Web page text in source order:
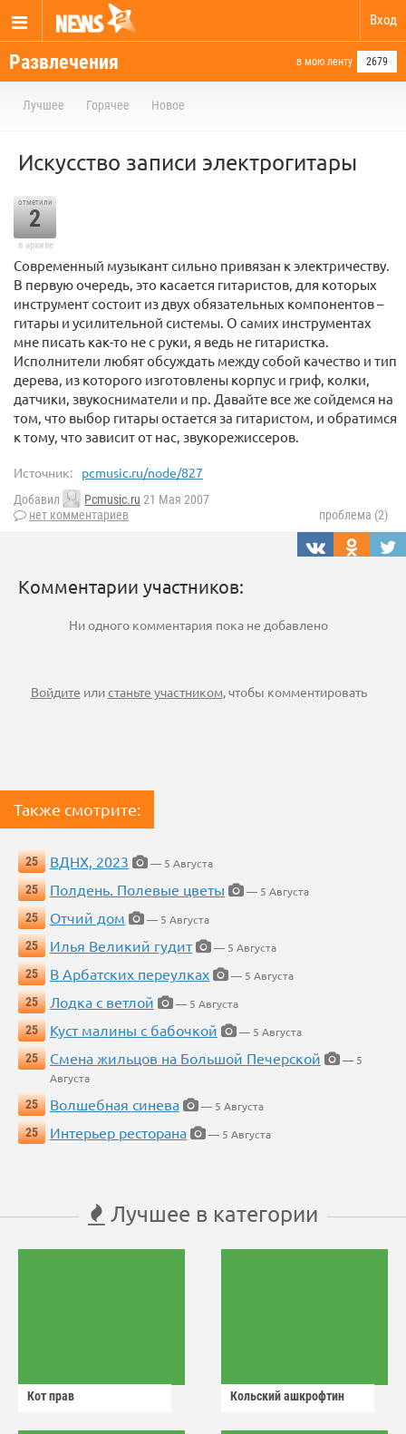
Вход
Развлечения в мою ленту 2679
Лучшее Горячее Новое
Искусство записи электрогитары
отметили
2
в архиве
Cовременный музыкант сильно привязан к электричеству.
В первую очередь, это касается гитаристов, для которых
инструмент состоит из двух обязательных компонентов –
гитары и усилительной системы. О самих инструментах
мне писать как-то не с руки, я ведь не гитаристка.
Исполнители любят обсуждать между собой качество и тип
дерева, из которого изготовлены корпус и гриф, колки,
датчики, звукосниматели и пр. Давайте все же сойдемся на
том, что выбор гитары остается за гитаристом, и обратимся
к тому, что зависит от нас, звукорежиссеров.
Источник: pcmusic.ru/node/827
Добавил Pcmusic.ru 21 Мая 2007
нет комментариев
проблема (2)
Комментарии участников:
Ни одного комментария пока не добавлено
Войдите илистаньте участником, чтобы комментировать
Также смотрите:
25 ВДНХ, 2023
— 5 Августа
25
Полдень. Полевые цветы
— 5 Августа
25
Отчий дом
— 5 Августа
25
Илья Великий гудит
— 5 Августа
25
В Арбатских переулках
— 5 Августа
25
Лодка с ветлой
— 5 Августа
25
Куст малины с бабочкой
— 5 Августа
25
Смена жильцов на Большой Печерской
— 5
Августа
25
Волшебная синева
— 5 Августа
25
Интерьер ресторана — 5 Августа
Лучшее в категории
Кот прав Кольский ашкрофтин